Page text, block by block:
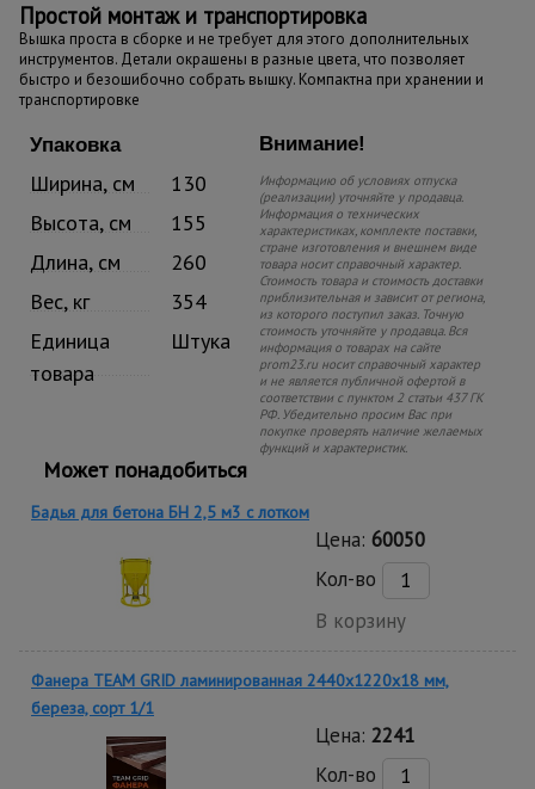
Простой монтаж и транспортировка
Вышка проста в сборке и не требует для этого дополнительных
инструментов. Детали окрашены в разные цвета, что позволяет
быстро и безошибочно собрать вышку. Компактна при хранении и
транспортировке
Упаковка
Ширина, см
130
Высота, см
155
Длина, см
260
Вес, кг
354
Единица
товара
Штука
Внимание!
Информацию об условиях отпуска
(реализации) уточняйте у продавца.
Информация о технических
характеристиках, комплекте поставки,
стране изготовления и внешнем виде
товара носит справочный характер.
Стоимость товара и стоимость доставки
приблизительная и зависит от региона,
из которого поступил заказ. Точную
стоимость уточняйте у продавца. Вся
информация о товарах на сайте
prom23.ru носит справочный характер
и не является публичной офертой в
соответствии с пунктом 2 статьи 437 ГК
РФ. Убедительно просим Вас при
покупке проверять наличие желаемых
функций и характеристик.
Может понадобиться
Бадья для бетона БН 2,5 м3 с лотком
Цена: 60050
Кол-во
В корзину
Фанера TEAM GRID ламинированная 2440х1220х18 мм,
береза, сорт 1/1
Цена: 2241
Кол-во